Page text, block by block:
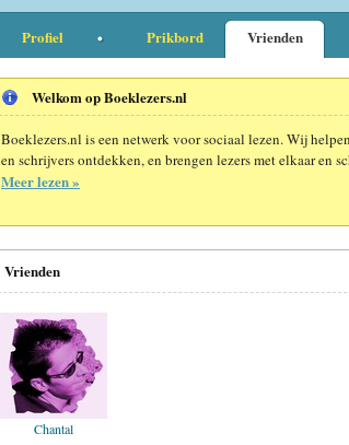
Profiel Prikbord Vrienden
Welkom op Boeklezers.nl
Boeklezers.nl is een netwerk voor sociaal lezen. Wij
en schrijvers ontdekken, en brengen lezers met elkaar en
Meer lezen »
Vrienden
Chantal